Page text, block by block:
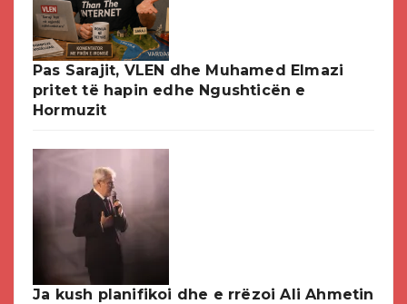
Pas Sarajit, VLEN dhe Muhamed Elmazi
pritet të hapin edhe Ngushticën e
Hormuzit
Ja kush planifikoi dhe e rrëzoi Ali Ahmetin